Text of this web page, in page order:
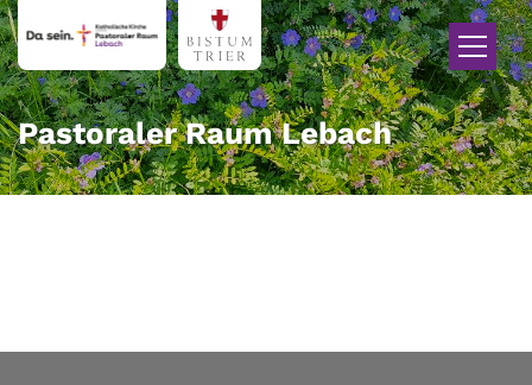
Zum Inhalt springen
Pastoraler Raum Lebach